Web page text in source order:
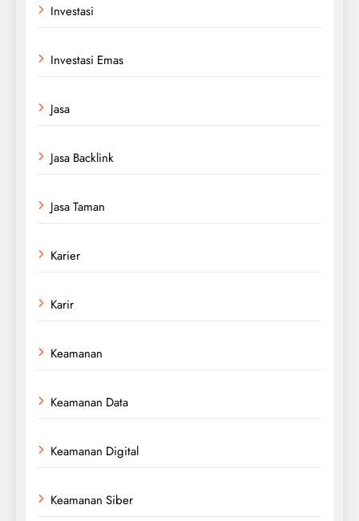
Investasi
Investasi Emas
Jasa
Jasa Backlink
Jasa Taman
Karier
Karir
Keamanan
Keamanan Data
Keamanan Digital
Keamanan Siber